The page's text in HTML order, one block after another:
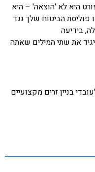
היא לא 'הוצאה' – היא
הביטוח שלך נגד
בידיעה
את שתי המילים שאתה
בניין זרים מקצועיים